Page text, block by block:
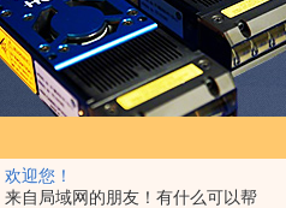
欢迎您！
来自局域网的朋友！有什么可以帮